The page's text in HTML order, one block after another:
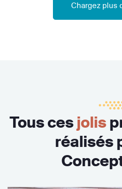
Chargez plus
Tous cesjolis
réalisés